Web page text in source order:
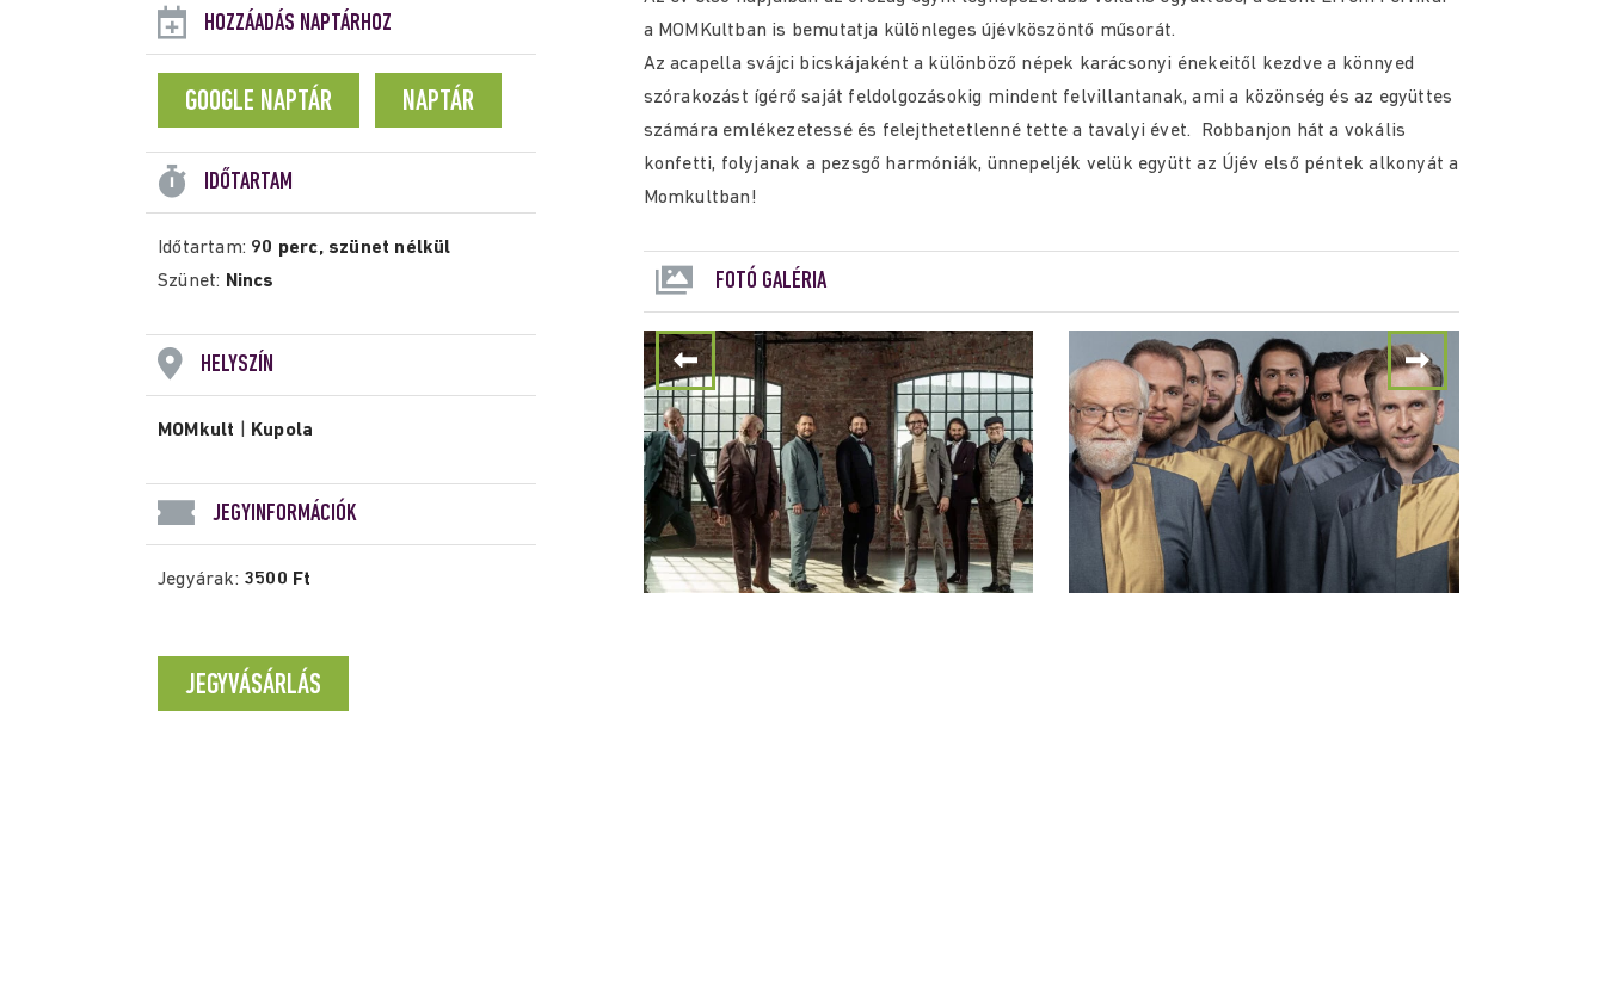
HOZZÁADÁS NAPTÁRHOZ
GOOGLE NAPTÁR NAPTÁR
IDŐTARTAM
Időtartam: 90 perc, szünet nélkül
Szünet: Nincs
HELYSZÍN
MOMkult Kupola
JEGYINFORMÁCIÓK
Jegyárak: 3500 Ft
JEGYVÁSÁRLÁS
a MOMKultban is bemutatja különleges újévköszöntő műsorát.
Az acapella svájci bicskájaként a különböző népek karácsonyi énekeitől kezdve a könnyed
szórakozást ígérő saját feldolgozásokig mindent felvillantanak, ami a közönség és az együttes
számára emlékezetessé és felejthetetlenné tette a tavalyi évet. Robbanjon hát a vokális
konfetti, folyjanak a pezsgő harmóniák, ünnepeljék velük együtt az Újév első péntek alkonyát a
Momkultban!
FOTÓ GALÉRIA